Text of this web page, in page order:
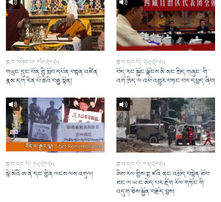
ཟླ་བ་གཉིས་པ། ༠༦།༢༠༢༥
གཡུང་དྲུང་བོན་གྱི་སློབ་དཔོན་བསྟན་འཛིན་
རྣམ་དག་རིན་པོ་ཆེའི་བརྒྱ་སྟོན།
ཟླ་བ་དང་པོ། ༢༥།༢༠༢༥
བོད་རང་སྐྱོང་ལྗོངས་མི་མང་སྲིད་གཞུང་་གི་་
འགོ་ཁྲིད་ལ་འཕོ་འགྱུར་བཏང་བར་དཔྱད་ཞིབ།
ཟླ་བ་དང་པོ། ༡༥།༢༠༢༥
སྙེ་མོའི་ཨ་ནེ་དང་གྱེན་ལངས་ལས་འགུལ།
ཟླ་བ་དང་པོ། ༠༣།༢༠༢༥
ཨིས་རལ་གྱིས་གྷ་ཛའི་ནང་འཕྲོད་བསྟེན་ཐོབ་
ཐང་ལ་ཡ་ང་མེད་པར་རྡོག་རོལ་གཏོང་གི་
འདུག་ཅེས་སྐྱོན་བརྗོད་བྱས།